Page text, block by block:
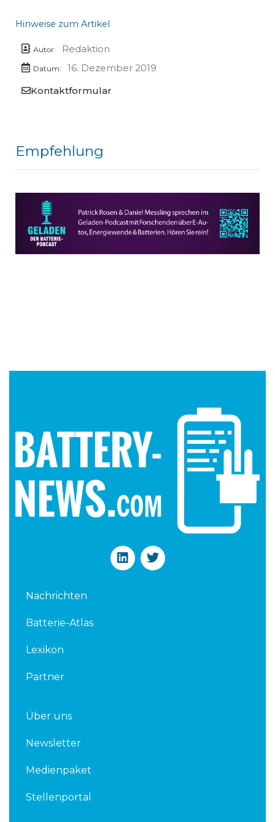
Hinweise zum Artikel
Autor: Redaktion
Datum:
16. Dezember 2019
Kontaktformular
Empfehlung
L
i
T
w
Nachrichten
Batterie-Atlas
Lexikon
Partner
Über uns
Newsletter
Medienpaket
Stellenportal